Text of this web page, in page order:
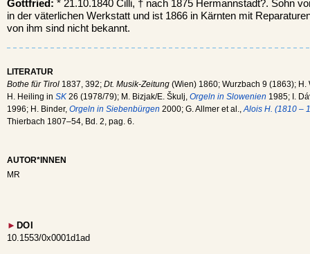
Gottfried: * 21.10.1840 Cilli, † nach 1875 Hermannstadt?. Sohn
in der väterlichen Werkstatt und ist 1866 in Kärnten mit
von ihm sind nicht bekannt.
LITERATUR
Bothe für Tirol 1837, 392; Dt. Musik-Zeitung (Wien) 1860; Wurzbach 9 (1863); H.
H. Heiling in SK 26 (1978/79); M. Bizjak/E. Škulj, Orgeln in Slowenien 1985; I.
1996; H. Binder, Orgeln in Siebenbürgen 2000; G. Allmer et al., Alois H. (1810 –
Thierbach 1807–54, Bd. 2, pag. 6.
AUTOR*INNEN
MR
► DOI
10.1553/0x0001d1ad